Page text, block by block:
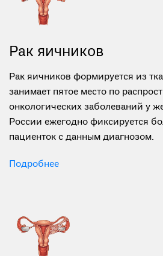
Рак яичников
Рак яичников формируется из
занимает пятое место по
онкологических заболеваний у
пациенток с данным диагнозом.